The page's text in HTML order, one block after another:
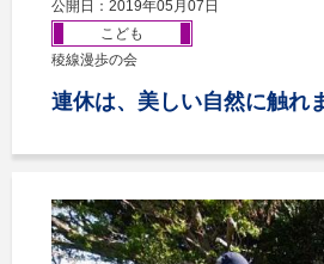
公開日：2019年05月07日
こども
稜線漫歩の会
連休は、美しい自然に触れ